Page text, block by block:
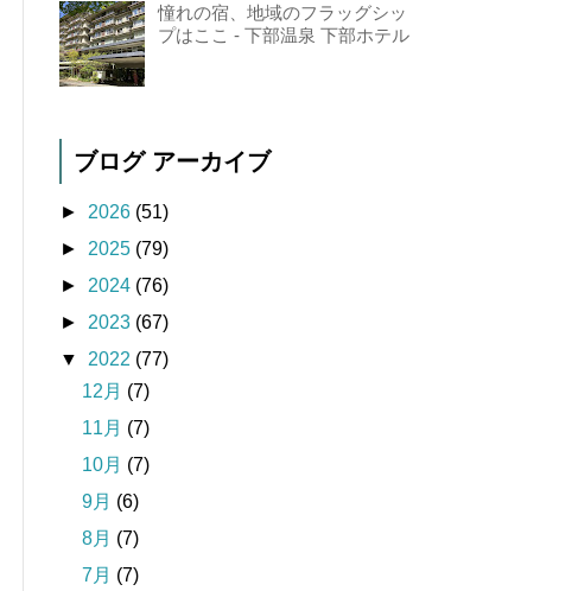
憧れの宿、地域のフラッグシッ
プはここ - 下部温泉 下部ホテル
ブログ アーカイブ
► 2026 (51)
► 2025 (79)
► 2024 (76)
► 2023 (67)
▼ 2022 (77)
12月 (7)
11月 (7)
10月 (7)
9月 (6)
8月 (7)
7月 (7)